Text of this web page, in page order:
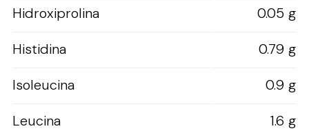
Hidroxiprolina
0.05 g
Histidina
0.79 g
Isoleucina
0.9 g
Leucina
1.6 g